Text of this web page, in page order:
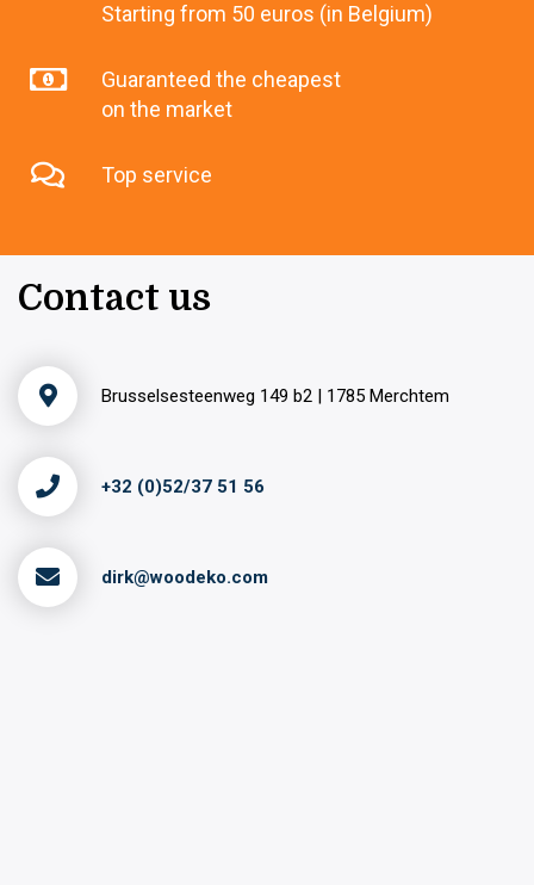
Starting from 50 euros (in Belgium)
Guaranteed the cheapest
on the market
Top service
Contact us
Brusselsesteenweg 149 b2 | 1785 Merchtem
+32 (0)52/37 51 56
dirk@woodeko.com